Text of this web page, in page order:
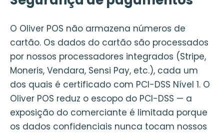
O Oliver POS não armazena números de
cartão. Os dados do cartão são processados
por nossos processadores integrados (Stripe,
Moneris, Vendara, Sensi Pay, etc.), cada um
dos quais é certificado com PCI-DSS Nível 1. O
Oliver POS reduz o escopo do PCI-DSS — a
exposição do comerciante é limitada porque
os dados confidenciais nunca tocam nossos